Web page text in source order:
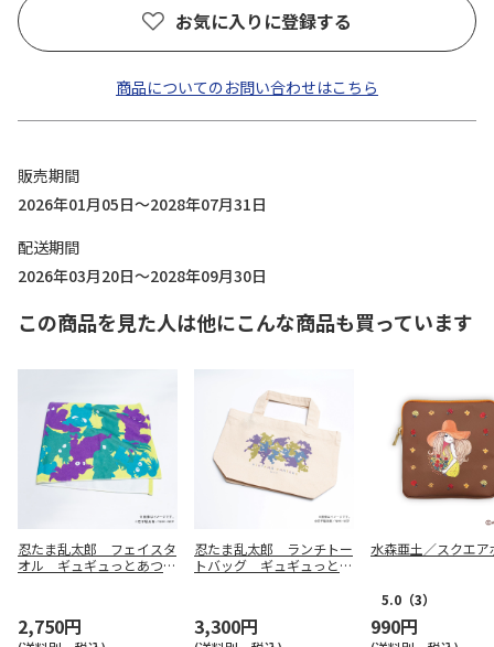
お気に入りに登録する
商品についてのお問い合わせはこちら
販売期間
2026年01月05日～2028年07月31日
配送期間
2026年03月20日～2028年09月30日
この商品を見た人は他にこんな商品も買っています
忍たま乱太郎 フェイスタ
オル ギュギュっとあつま
2,750円
忍たま乱太郎 ランチトー
トバッグ ギュギュっとあ
3,300円
水森亜土／スクエア
5.0 （3）
990円